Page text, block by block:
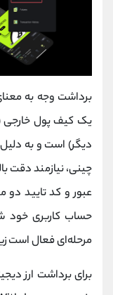
برداشت وجه به
یک کیف ‌پول
دیگر) است و به
‌چینی، نیازمند دقت
حساب کاربری خود
مرحله‌ای فعال است